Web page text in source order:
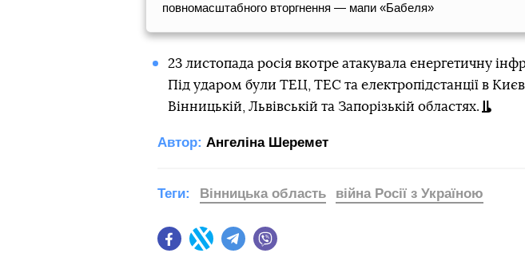
повномасштабного вторгнення — мапи «Бабеля»
23 листопада росія вкотре атакувала енергетичну
Під ударом були ТЕЦ, ТЕС та електропідстанції в
Вінницькій, Львівській та Запорізькій областях.
Автор: Ангеліна Шеремет
FacebookTwitter Telegram
Теги: Вінницька область війна Росії з Україною